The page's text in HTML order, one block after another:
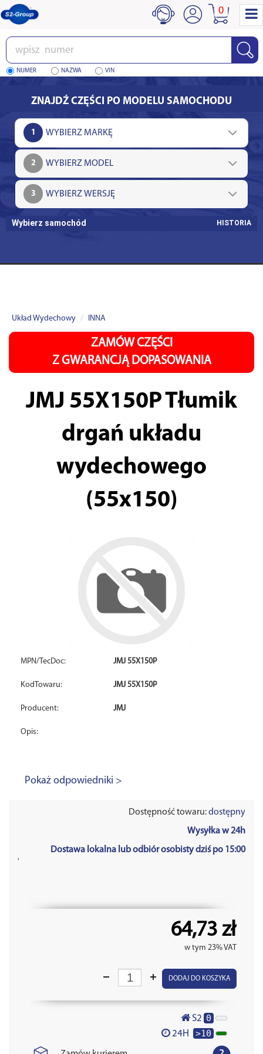
Wpisz
numer
NUMER NAZWA VIN
0
ZNAJDŹ CZĘŚCI PO MODELU SAMOCHODU
1
2
3
Wybierz samochód HISTORIA
Układ Wydechowy INNA
ZAMÓW CZĘŚCI
Z GWARANCJĄ DOPASOWANIA
JMJ 55X150PTłumik
drgań układu
wydechowego
(55x150)
MPN/TecDoc: JMJ 55X150P
KodTowaru: JMJ 55X150P
Producent: JMJ
Opis:
Pokaż odpowiedniki >
Dostępność towaru:dostępny
Wysyłka w 24h
Dostawa lokalna lub odbiór osobisty dziś po 15:00
'
64,73 zł
w tym 23% VAT
DODAJ DO KOSZYKA
S2 0
24H >10